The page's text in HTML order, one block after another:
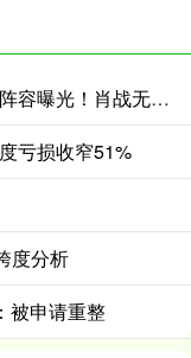
嘉汇优配交易 献礼剧《重庆号》双男主阵容曝光！肖战无缝衔接进组，搭档老顶流
亏损收窄51%
度分析
被申请重整